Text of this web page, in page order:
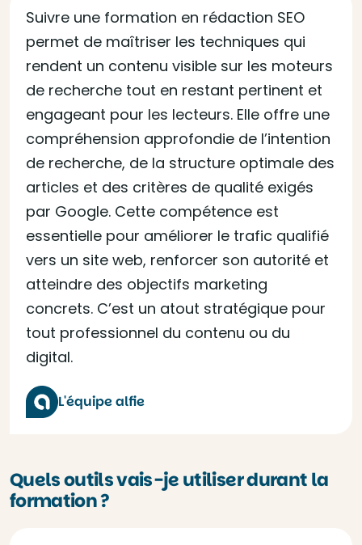
Suivre une formation en rédaction SEO
permet de maîtriser les techniques qui
rendent un contenu visible sur les moteurs
de recherche tout en restant pertinent et
engageant pour les lecteurs. Elle offre une
compréhension approfondie de l’intention
de recherche, de la structure optimale des
articles et des critères de qualité exigés
par Google. Cette compétence est
essentielle pour améliorer le trafic qualifié
vers un site web, renforcer son autorité et
atteindre des objectifs marketing
concrets. C’est un atout stratégique pour
tout professionnel du contenu ou du
digital.
L'équipe alfie
Quels outils vais-je utiliser durant la
formation ?